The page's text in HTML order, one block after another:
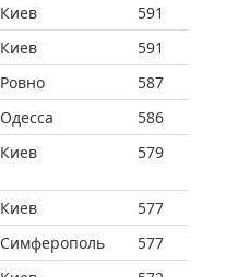
Киев
591
Киев
591
Ровно
587
Одесса
586
Киев 579
Киев
577
Симферополь
577